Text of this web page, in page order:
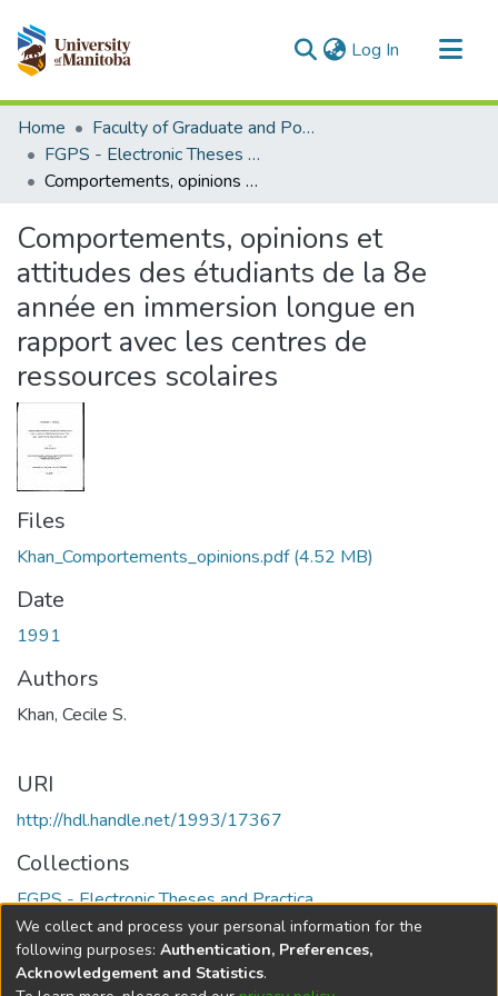
Log In (current)
Communities & Collections
All of MSpace
Statistics
Home
Faculty of Graduate and Postdoctoral Studies (Electronic Theses and Practica)
FGPS - Electronic Theses and Practica
Comportements, opinions et attitudes des étudiants de la 8e année en immersion longue en rapport avec les centres de ressources scolaires
Comportements, opinions et
attitudes des étudiants de la 8e
année en immersion longue en
rapport avec les centres de
ressources scolaires
Files
Khan_Comportements_opinions.pdf(4.52 MB)
Date
1991
Authors
Khan, Cecile S.
URI
http://hdl.handle.net/1993/17367
Collections
FGPS - Electronic Theses and Practica
Full item page
We collect and process your personal information for the
following purposes: Authentication, Preferences,
Acknowledgement and Statistics.